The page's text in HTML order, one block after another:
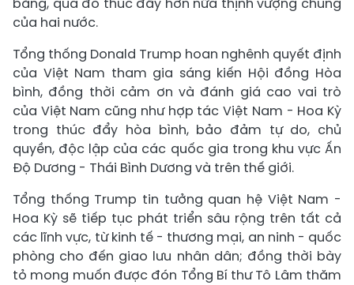
của hai nước.
Tổng thống Donald Trump hoan nghênh quyết định
của Việt Nam tham gia sáng kiến Hội đồng Hòa
bình, đồng thời cảm ơn và đánh giá cao vai trò
của Việt Nam cũng như hợp tác Việt Nam - Hoa Kỳ
trong thúc đẩy hòa bình, bảo đảm tự do, chủ
quyền, độc lập của các quốc gia trong khu vực Ấn
Độ Dương - Thái Bình Dương và trên thế giới.
Tổng thống Trump tin tưởng quan hệ Việt Nam -
Hoa Kỳ sẽ tiếp tục phát triển sâu rộng trên tất cả
các lĩnh vực, từ kinh tế - thương mại, an ninh - quốc
phòng cho đến giao lưu nhân dân; đồng thời bày
tỏ mong muốn được đón Tổng Bí thư Tô Lâm thăm